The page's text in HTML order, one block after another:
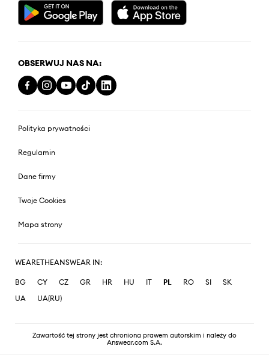
OBSERWUJ NAS NA:
Polityka prywatności
Regulamin
Dane firmy
Twoje Cookies
Mapa strony
WEARETHEANSWEAR IN:
BG CY CZ GR HR HU IT PL RO SI
SK
UA
UA(RU)
Zawartość tej strony jest chroniona prawem autorskim i należy do
Answear.com S.A.